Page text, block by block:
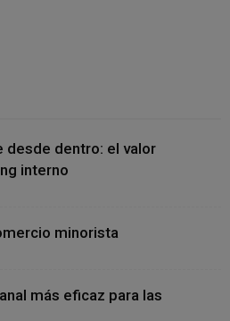
desde dentro: el valor
interno
minorista
más eficaz para las